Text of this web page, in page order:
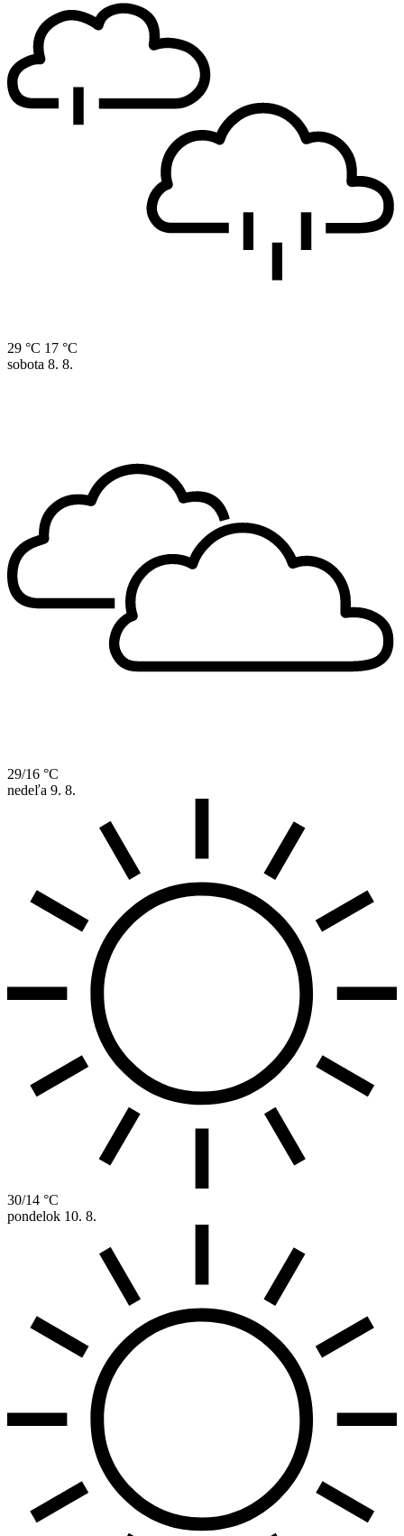
29 °C 17 °C
sobota 8. 8.
29/16 °C
nedeľa 9. 8.
30/14 °C
pondelok 10. 8.